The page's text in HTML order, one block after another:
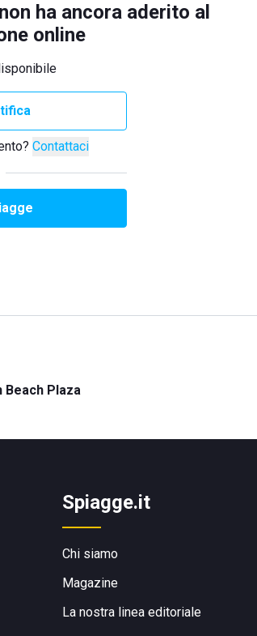
ha ancora aderito al
online
Contattaci
Beach Plaza
Spiagge.it
Chi siamo
Magazine
La nostra linea editoriale